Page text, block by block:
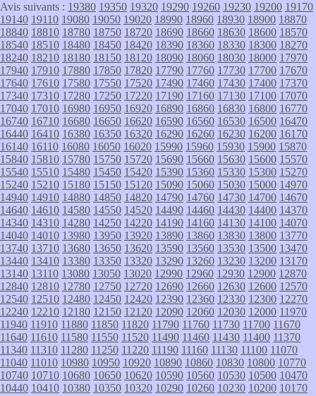
Avis suivants : 19380 19350 19320 19290 19260 19230 19200 19170
19140 19110 19080 19050 19020 18990 18960 18930 18900 18870
18840 18810 18780 18750 18720 18690 18660 18630 18600 18570
18540 18510 18480 18450 18420 18390 18360 18330 18300 18270
18240 18210 18180 18150 18120 18090 18060 18030 18000 17970
17940 17910 17880 17850 17820 17790 17760 17730 17700 17670
17640 17610 17580 17550 17520 17490 17460 17430 17400 17370
17340 17310 17280 17250 17220 17190 17160 17130 17100 17070
17040 17010 16980 16950 16920 16890 16860 16830 16800 16770
16740 16710 16680 16650 16620 16590 16560 16530 16500 16470
16440 16410 16380 16350 16320 16290 16260 16230 16200 16170
16140 16110 16080 16050 16020 15990 15960 15930 15900 15870
15840 15810 15780 15750 15720 15690 15660 15630 15600 15570
15540 15510 15480 15450 15420 15390 15360 15330 15300 15270
15240 15210 15180 15150 15120 15090 15060 15030 15000 14970
14940 14910 14880 14850 14820 14790 14760 14730 14700 14670
14640 14610 14580 14550 14520 14490 14460 14430 14400 14370
14340 14310 14280 14250 14220 14190 14160 14130 14100 14070
14040 14010 13980 13950 13920 13890 13860 13830 13800 13770
13740 13710 13680 13650 13620 13590 13560 13530 13500 13470
13440 13410 13380 13350 13320 13290 13260 13230 13200 13170
13140 13110 13080 13050 13020 12990 12960 12930 12900 12870
12840 12810 12780 12750 12720 12690 12660 12630 12600 12570
12540 12510 12480 12450 12420 12390 12360 12330 12300 12270
12240 12210 12180 12150 12120 12090 12060 12030 12000 11970
11940 11910 11880 11850 11820 11790 11760 11730 11700 11670
11640 11610 11580 11550 11520 11490 11460 11430 11400 11370
11340 11310 11280 11250 11220 11190 11160 11130 11100 11070
11040 11010 10980 10950 10920 10890 10860 10830 10800 10770
10740 10710 10680 10650 10620 10590 10560 10530 10500 10470
10440 10410 10380 10350 10320 10290 10260 10230 10200 10170